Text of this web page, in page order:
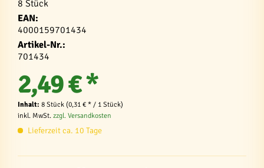
8 Stück
EAN:
4000159701434
Artikel-Nr.:
701434
2,49 € *
Inhalt: 8 Stück (0,31 € * / 1 Stück)
inkl. MwSt. zzgl. Versandkosten
Lieferzeit ca. 10 Tage